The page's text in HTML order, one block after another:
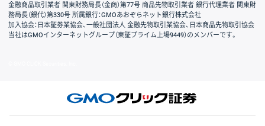
金融商品取引業者 関東財務局長（金商）第77号 商品先物取引業者 銀行代理業者 関東財
務局長（銀代）第330号 所属銀行：GMOあおぞらネット銀行株式会社
加入協会：日本証券業協会、一般社団法人 金融先物取引業協会、日本商品先物取引協会
当社はGMOインターネットグループ（東証プライム上場9449）のメンバーです。